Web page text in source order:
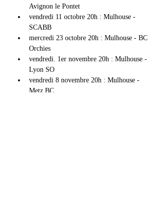
Avignon le Pontet
vendredi 11 octobre 20h : Mulhouse -
SCABB
mercredi 23 octobre 20h : Mulhouse - BC
Orchies
vendredi. 1er novembre 20h : Mulhouse -
Lyon SO
vendredi 8 novembre 20h : Mulhouse -
Metz BC